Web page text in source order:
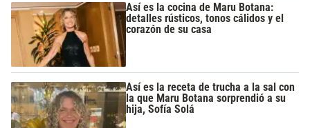
Así es la cocina de Maru Botana:
detalles rústicos, tonos cálidos y el
corazón de su casa
Así es la receta de trucha a la sal con
la que Maru Botana sorprendió a su
hija, Sofía Solá